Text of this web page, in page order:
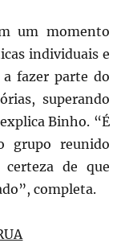
um momento
individuais e
a fazer parte do
superando
Binho. “É
grupo reunido
certeza de que
completa.